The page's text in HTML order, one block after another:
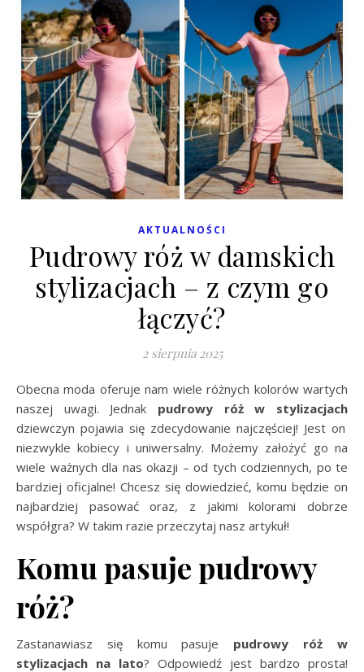
AKTUALNOŚCI
Pudrowy róż w damskich
stylizacjach – z czym go
łączyć?
2 sierpnia 2025
Obecna moda oferuje nam wiele różnych kolorów wartych
naszej uwagi. Jednak pudrowy róż w stylizacjach
dziewczyn pojawia się zdecydowanie najczęściej! Jest on
niezwykle kobiecy i uniwersalny. Możemy założyć go na
wiele ważnych dla nas okazji – od tych codziennych, po te
bardziej oficjalne! Chcesz się dowiedzieć, komu będzie on
najbardziej pasować oraz, z jakimi kolorami dobrze
współgra? W takim razie przeczytaj nasz artykuł!
Komu pasuje pudrowy
róż?
Zastanawiasz się komu pasuje pudrowy róż w
stylizacjach na lato? Odpowiedź jest bardzo prosta!